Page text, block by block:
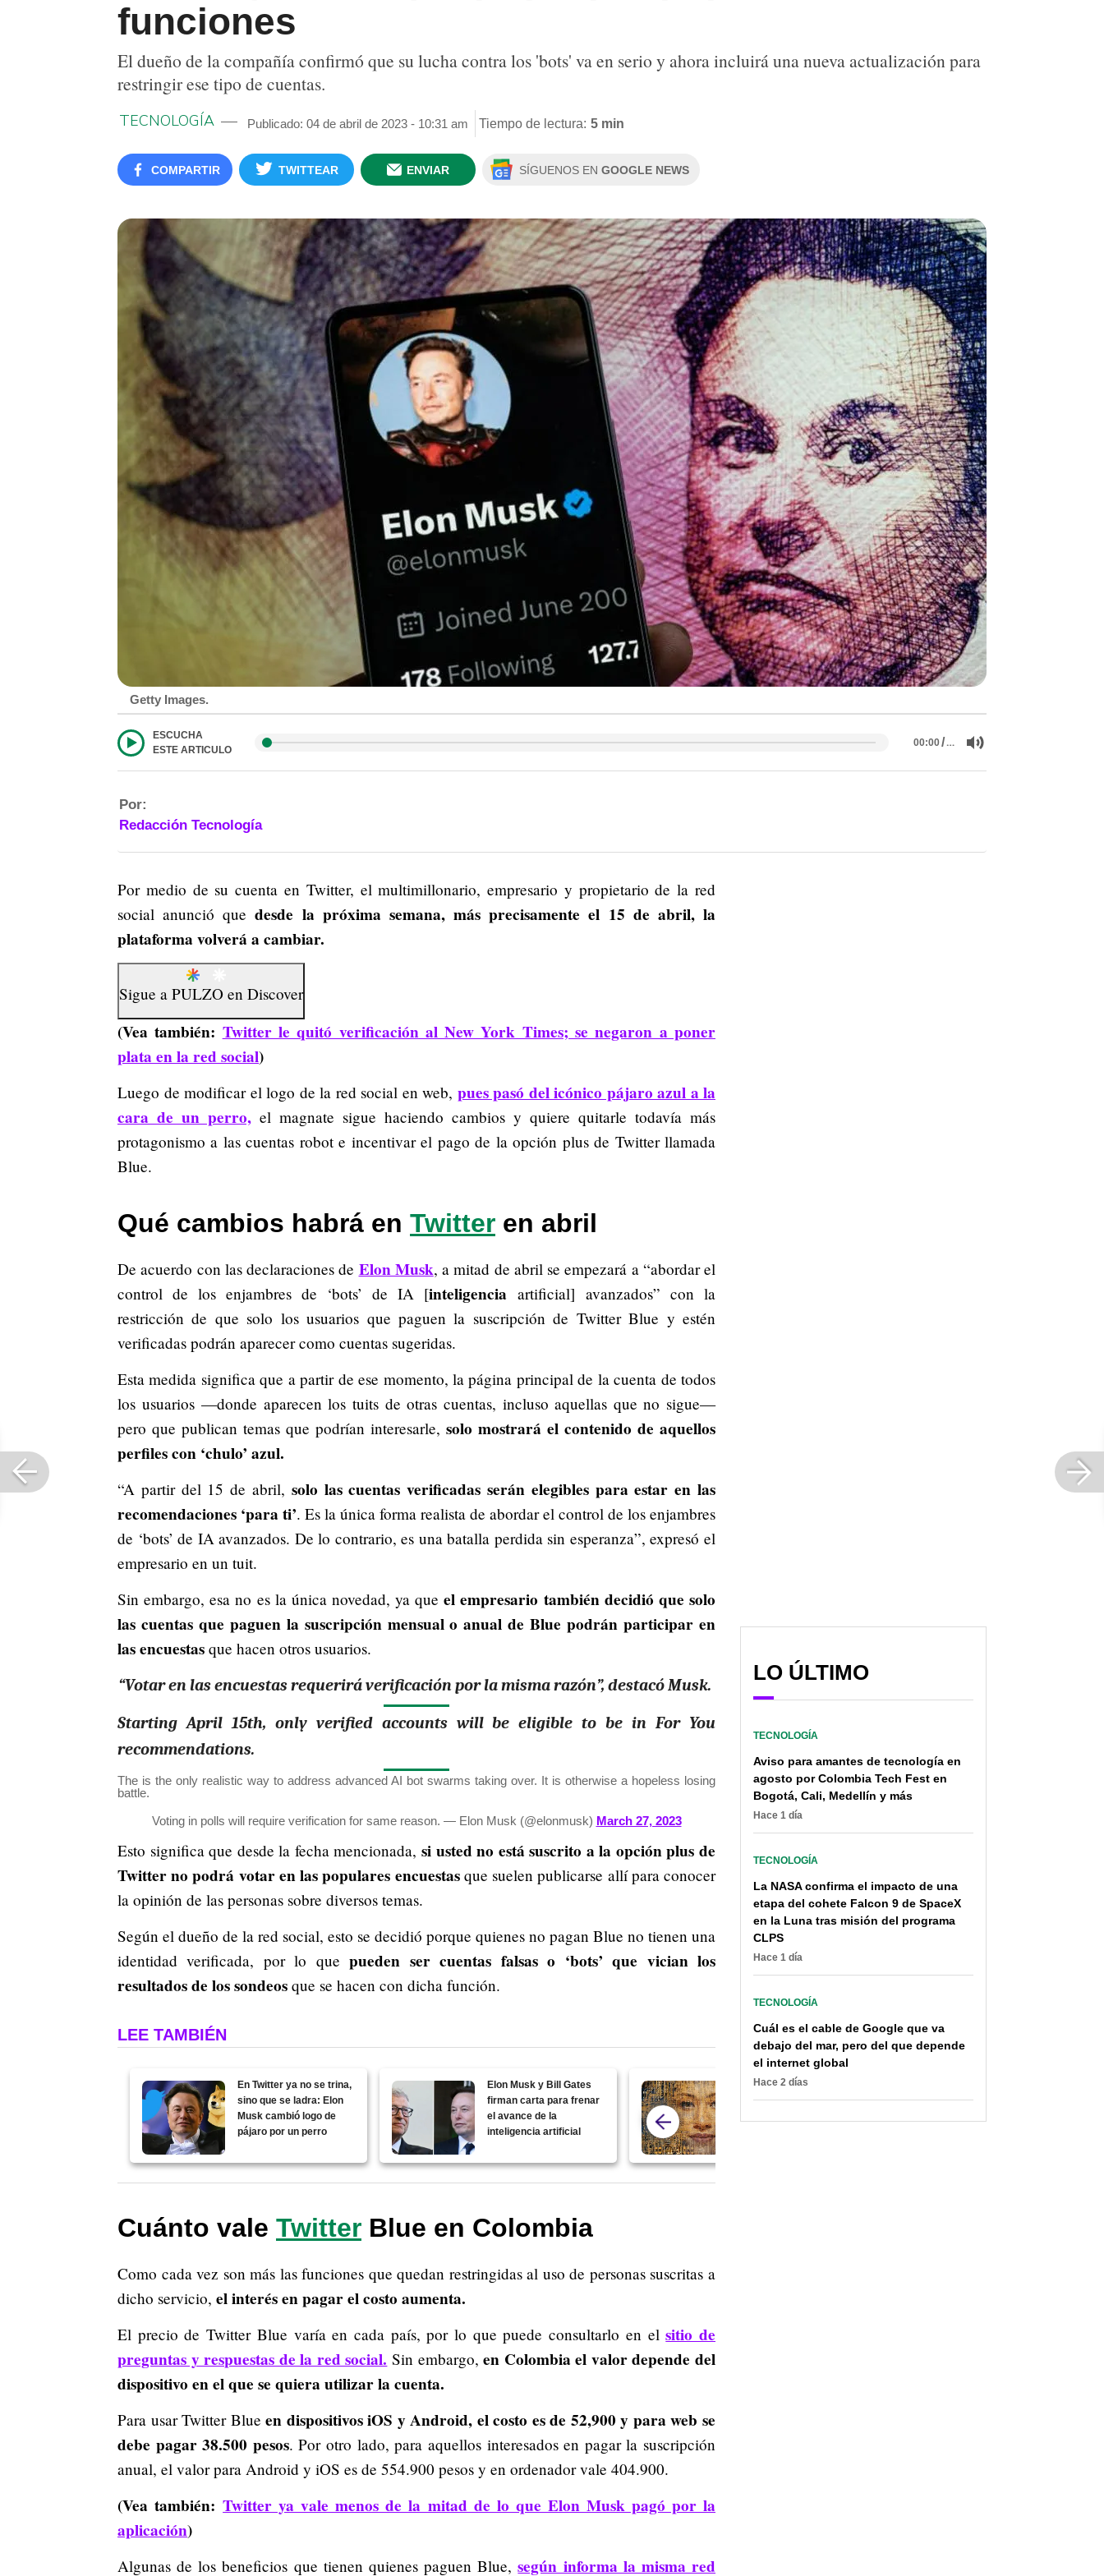
funciones
El dueño de la compañía confirmó que su lucha contra los 'bots' va en serio y ahora incluirá una nueva actualización para
restringir ese tipo de cuentas.
TECNOLOGÍA Publicado: 04 de abril de 2023 - 10:31 am Tiempo de lectura: 5 min
COMPARTIR TWITTEAR ENVIAR SÍGUENOS EN GOOGLE NEWS
Getty Images.
ESCUCHA
ESTE ARTICULO
00:00/…
Por:
Redacción Tecnología
Por medio de su cuenta en Twitter, el multimillonario, empresario y propietario de la red
social anunció quedesde la próxima semana, más precisamente el 15 de abril, la
plataforma volverá a cambiar.
Sigue a PULZO en Discover
(Vea también: Twitter le quitó verificación al New York Times; se negaron a poner
plata en la red social)
Luego de modificar el logo de la red social en web, pues pasó del icónico pájaro azul a la
cara de un perro, el magnate sigue haciendo cambios y quiere quitarle todavía más
protagonismo a las cuentas robot e incentivar el pago de la opción plus de Twitter llamada
Blue.
Qué cambios habrá en Twitter en abril
De acuerdo con las declaraciones de Elon Musk, a mitad de abril se empezará a “abordar el
control de los enjambres de ‘bots’ de IA [inteligencia artificial] avanzados” con la
restricción de que solo los usuarios que paguen la suscripción de Twitter Blue y estén
verificadas podrán aparecer como cuentas sugeridas.
Esta medida significa que a partir de ese momento, la página principal de la cuenta de todos
los usuarios —donde aparecen los tuits de otras cuentas, incluso aquellas que no sigue—
pero que publican temas que podrían interesarle, solo mostrará el contenido de aquellos
perfiles con ‘chulo’ azul.
“A partir del 15 de abril, solo las cuentas verificadas serán elegibles para estar en las
recomendaciones ‘para ti’. Es la única forma realista de abordar el control de los enjambres
de ‘bots’ de IA avanzados. De lo contrario, es una batalla perdida sin esperanza”, expresó el
empresario en un tuit.
Sin embargo, esa no es la única novedad, ya queel empresario también decidió que solo
las cuentas que paguen la suscripción mensual o anual de Blue podrán participar en
las encuestas que hacen otros usuarios.
“Votar en las encuestas requerirá verificación por la misma razón”, destacó Musk.
Starting April 15th, only verified accounts will be eligible to be in For You
recommendations.
The is the only realistic way to address advanced AI bot swarms taking over. It is otherwise a hopeless losing
battle.
Voting in polls will require verification for same reason. — Elon Musk (@elonmusk) March 27, 2023
Esto significa que desde la fecha mencionada, si usted no está suscrito a la opción plus de
Twitter no podrá votar en las populares encuestasque suelen publicarse allí para conocer
la opinión de las personas sobre diversos temas.
Según el dueño de la red social, esto se decidió porque quienes no pagan Blue no tienen una
identidad verificada, por lo que pueden ser cuentas falsas o ‘bots’ que vician los
resultados de los sondeos que se hacen con dicha función.
LEE TAMBIÉN
En Twitter ya no se trina,
sino que se ladra: Elon
Musk cambió logo de
pájaro por un perro
Elon Musk y Bill Gates
firman carta para frenar
el avance de la
inteligencia artificial
Inteligencia Artificial
amenazaría millones de
Cuánto vale Twitter Blue en Colombia
Como cada vez son más las funciones que quedan restringidas al uso de personas suscritas a
dicho servicio, el interés en pagar el costo aumenta.
El precio de Twitter Blue varía en cada país, por lo que puede consultarlo en elsitio de
preguntas y respuestas de la red social. Sin embargo,en Colombia el valor depende del
dispositivo en el que se quiera utilizar la cuenta.
Para usar Twitter Blueen dispositivos iOS y Android, el costo es de 52,900 y para web se
debe pagar 38.500 pesos. Por otro lado, para aquellos interesados en pagar la suscripción
anual, el valor para Android y iOS es de 554.900 pesos y en ordenador vale 404.900.
(Vea también:Twitter ya vale menos de la mitad de lo que Elon Musk pagó por la
aplicación)
Algunas de los beneficios que tienen quienes paguen Blue,según informa la misma red
LO ÚLTIMO
TECNOLOGÍA
Aviso para amantes de tecnología en
agosto por Colombia Tech Fest en
Bogotá, Cali, Medellín y más
Hace 1 día
TECNOLOGÍA
La NASA confirma el impacto de una
etapa del cohete Falcon 9 de SpaceX
en la Luna tras misión del programa
CLPS
Hace 1 día
TECNOLOGÍA
Cuál es el cable de Google que va
debajo del mar, pero del que depende
el internet global
Hace 2 días